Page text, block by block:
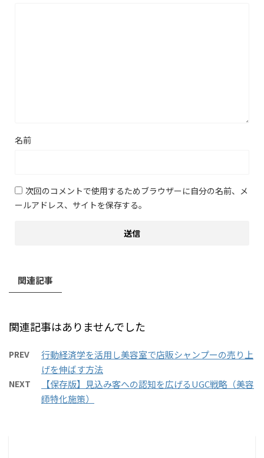
名前
次回のコメントで使用するためブラウザーに自分の名前、メ
ールアドレス、サイトを保存する。
関連記事
関連記事はありませんでした
PREV
行動経済学を活用し美容室で店販シャンプーの売り上
げを伸ばす方法
NEXT
【保存版】見込み客への認知を広げるUGC戦略（美容
師特化施策）